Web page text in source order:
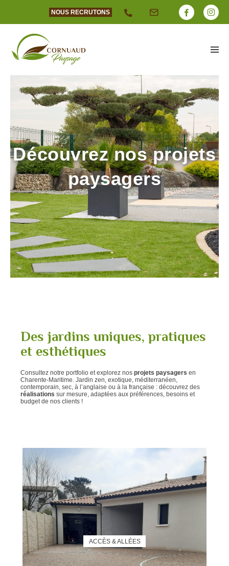
NOUS RECRUTONS
Découvrez nos projets
paysagers
Des jardins uniques, pratiques
et esthétiques
Consultez notre portfolio et explorez nos projets paysagers en
Charente-Maritime. Jardin zen, exotique, méditerranéen,
contemporain, sec, à l’anglaise ou à la française : découvrez des
réalisations sur mesure, adaptées aux préférences, besoins et
budget de nos clients !
ACCÈS & ALLÉES